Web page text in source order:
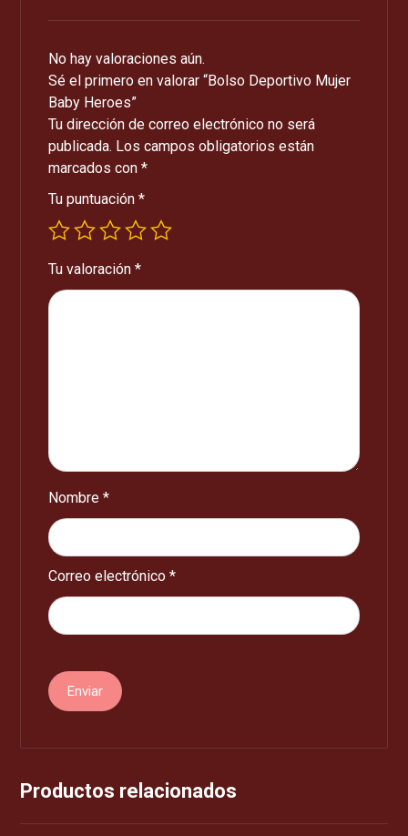
No hay valoraciones aún.
Sé el primero en valorar “Bolso Deportivo Mujer
Baby Heroes”
Tu dirección de correo electrónico no será
publicada. Los campos obligatorios están
marcados con*
Tu puntuación*
Tu valoración*
Nombre*
Correo electrónico*
Enviar
Productos relacionados